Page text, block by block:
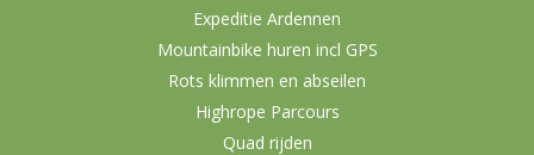
Expeditie Ardennen
Mountainbike huren incl GPS
Rots klimmen en abseilen
Highrope Parcours
Quad rijden